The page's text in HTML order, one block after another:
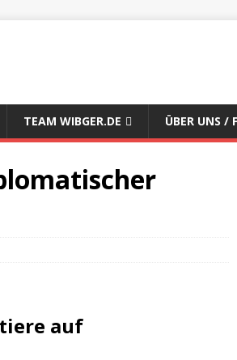
TEAM WIBGER.DE ÜBER UNS /
auf